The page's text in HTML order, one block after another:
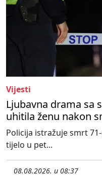
Vijesti
Ljubavna drama sa
uhitila ženu nakon
Policija istražuje smrt
tijelo u pet...
08.08.2026. u 08:37